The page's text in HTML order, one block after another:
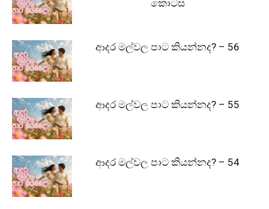
කොටස
ආදර මල්වල පාට කියන්නද? – 56
ආදර මල්වල පාට කියන්නද? – 55
ආදර මල්වල පාට කියන්නද? – 54